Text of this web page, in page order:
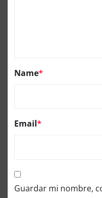
Name*
Email*
Guardar mi nombre,